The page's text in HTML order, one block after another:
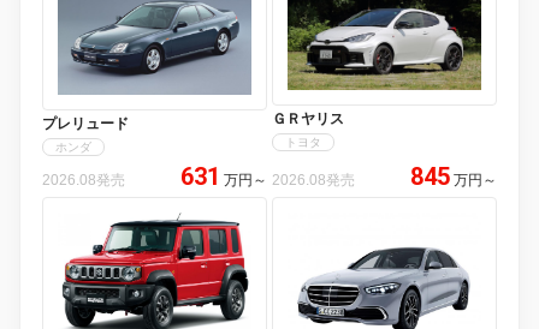
プレリュード
ホンダ
2026.08発売 631 万円 ～
ＧＲヤリス
トヨタ
2026.08発売 845 万円 ～